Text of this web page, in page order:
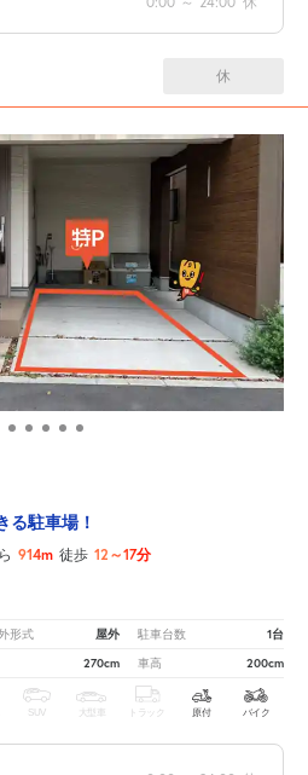
休
る駐車場！
914m 徒歩 12～17分
形式 屋外 駐車台数 1台
270cm 車高 200cm
SUV 大型車 トラック 原付 バイク